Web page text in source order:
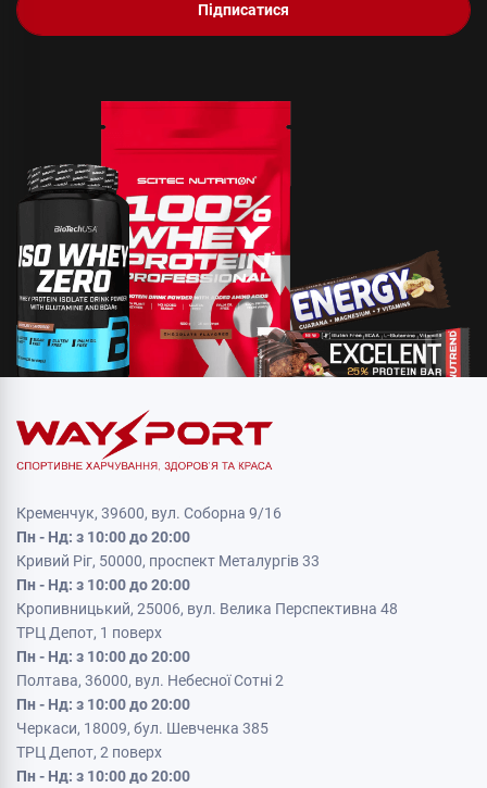
Підписатися
Кременчук, 39600, вул. Соборна 9/16
Пн - Нд: з 10:00 до 20:00
Кривий Ріг, 50000, проспект Металургів 33
Пн - Нд: з 10:00 до 20:00
Кропивницький, 25006, вул. Велика Перспективна 48
ТРЦ Депот, 1 поверх
Пн - Нд: з 10:00 до 20:00
Полтава, 36000, вул. Небесної Сотні 2
Пн - Нд: з 10:00 до 20:00
Черкаси, 18009, бул. Шевченка 385
ТРЦ Депот, 2 поверх
Пн - Нд: з 10:00 до 20:00